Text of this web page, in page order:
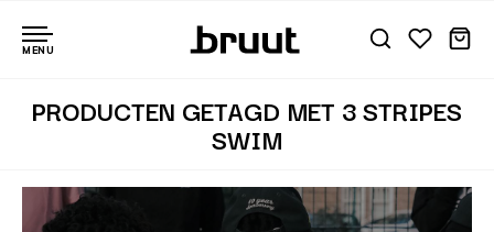
MENU
PRODUCTEN GETAGD MET 3 STRIPES
SWIM